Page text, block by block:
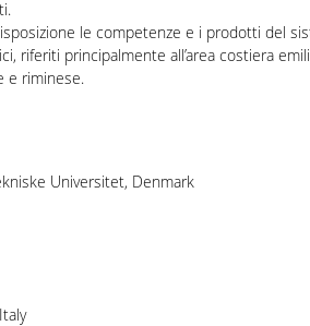
le competenze e i prodotti del
riferiti principalmente all’area costiera
e riminese.
Universitet, Denmark